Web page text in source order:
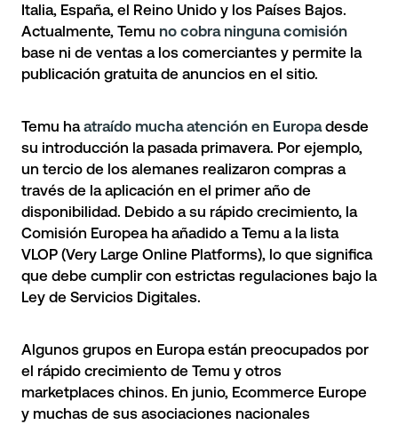
Italia, España, el Reino Unido y los Países Bajos.
Actualmente, Temu no cobra ninguna comisión
base ni de ventas a los comerciantes y permite la
publicación gratuita de anuncios en el sitio.
Temu haatraído mucha atención en Europadesde
su introducción la pasada primavera. Por ejemplo,
un tercio de los alemanes realizaron compras a
través de la aplicación en el primer año de
disponibilidad. Debido a su rápido crecimiento, la
Comisión Europea ha añadido a Temu a la lista
VLOP (Very Large Online Platforms), lo que significa
que debe cumplir con estrictas regulaciones bajo la
Ley de Servicios Digitales.
Algunos grupos en Europa están preocupados por
el rápido crecimiento de Temu y otros
marketplaces chinos. En junio, Ecommerce Europe
y muchas de sus asociaciones nacionales